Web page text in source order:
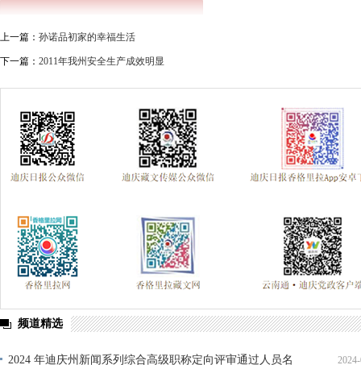
上一篇： 孙诺品初家的幸福生活
下一篇： 2011年我州安全生产成效明显
频道精选
2024 年迪庆州新闻系列综合高级职称定向评审通过人员名